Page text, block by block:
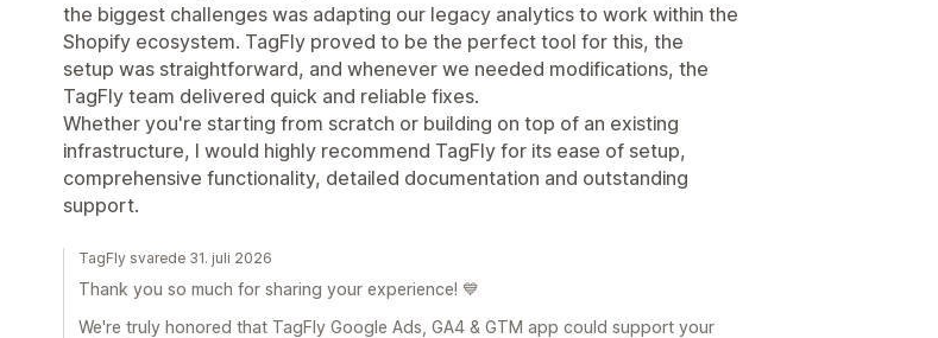
the biggest challenges was adapting our legacy analytics to work within the
Shopify ecosystem. TagFly proved to be the perfect tool for this, the
setup was straightforward, and whenever we needed modifications, the
TagFly team delivered quick and reliable fixes.
Whether you're starting from scratch or building on top of an existing
infrastructure, I would highly recommend TagFly for its ease of setup,
comprehensive functionality, detailed documentation and outstanding
support.
TagFly svarede 31. juli 2026
Thank you so much for sharing your experience! 💙
We're truly honored that TagFly Google Ads, GA4 & GTM app could support your